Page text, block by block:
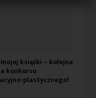
mojej książki – kolejna
konkursu
plastycznego!